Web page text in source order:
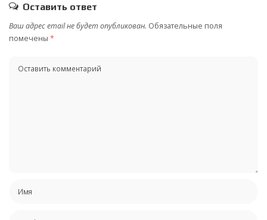
Оставить ответ
Ваш адрес email не будет опубликован. Обязательные поля
помечены *